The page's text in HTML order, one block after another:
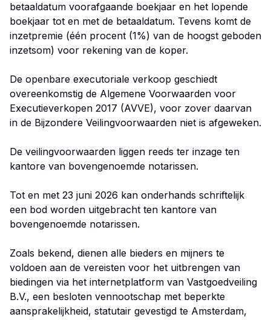
betaaldatum voorafgaande boekjaar en het lopende
boekjaar tot en met de betaaldatum. Tevens komt de
inzetpremie (één procent (1%) van de hoogst geboden
inzetsom) voor rekening van de koper.
De openbare executoriale verkoop geschiedt
overeenkomstig de Algemene Voorwaarden voor
Executieverkopen 2017 (AVVE), voor zover daarvan
in de Bijzondere Veilingvoorwaarden niet is afgeweken.
De veilingvoorwaarden liggen reeds ter inzage ten
kantore van bovengenoemde notarissen.
Tot en met 23 juni 2026 kan onderhands schriftelijk
een bod worden uitgebracht ten kantore van
bovengenoemde notarissen.
Zoals bekend, dienen alle bieders en mijners te
voldoen aan de vereisten voor het uitbrengen van
biedingen via het internetplatform van Vastgoedveiling
B.V., een besloten vennootschap met beperkte
aansprakelijkheid, statutair gevestigd te Amsterdam,